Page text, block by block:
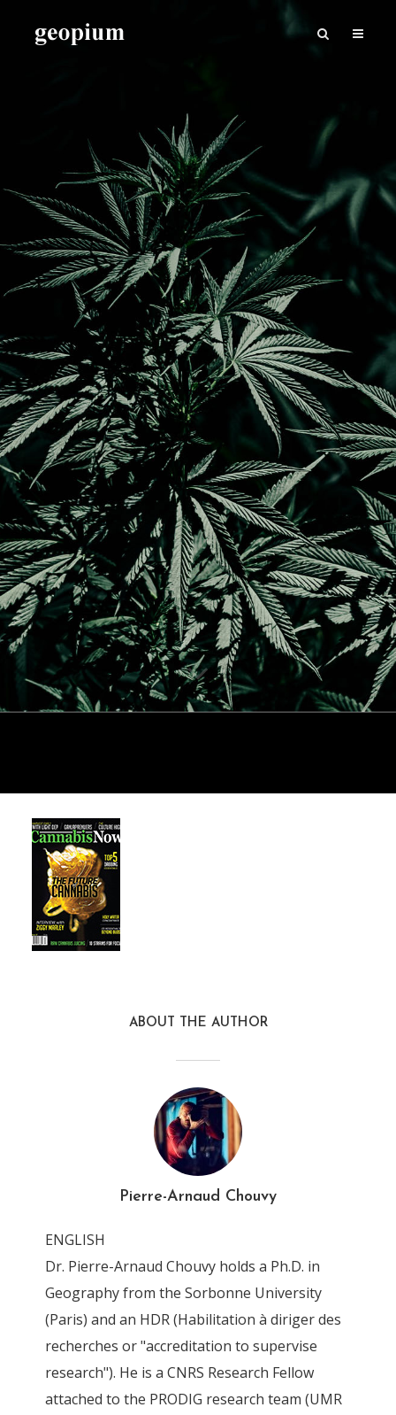
CannabisNow12
ByPierre-Arnaud Chouvy 19 January 2018
ABOUT THE AUTHOR
Pierre-Arnaud Chouvy
ENGLISH
Dr. Pierre-Arnaud Chouvy holds a Ph.D. in
Geography from the Sorbonne University
(Paris) and an HDR (Habilitation à diriger des
recherches or "accreditation to supervise
research"). He is a CNRS Research Fellow
attached to the PRODIG research team (UMR